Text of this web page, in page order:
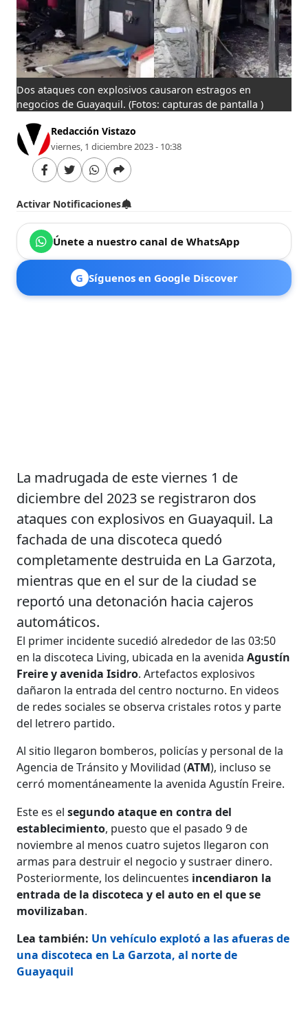
Dos ataques con explosivos causaron estragos en
negocios de Guayaquil. (Fotos: capturas de pantalla )
Redacción Vistazo
viernes, 1 diciembre 2023 - 10:38
Activar Notificaciones
Únete a nuestro canal de WhatsApp
G Síguenos en Google Discover
La madrugada de este viernes 1 de
diciembre del 2023 se registraron dos
ataques con explosivos en Guayaquil. La
fachada de una discoteca quedó
completamente destruida en La Garzota,
mientras que en el sur de la ciudad se
reportó una detonación hacia cajeros
automáticos.
El primer incidente sucedió alrededor de las 03:50
en la discoteca Living, ubicada en la avenidaAgustín
Freire y avenida Isidro. Artefactos explosivos
dañaron la entrada del centro nocturno. En videos
de redes sociales se observa cristales rotos y parte
del letrero partido.
Al sitio llegaron bomberos, policías y personal de la
Agencia de Tránsito y Movilidad (ATM), incluso se
cerró momentáneamente la avenida Agustín Freire.
Este es elsegundo ataque en contra del
establecimiento, puesto que el pasado 9 de
noviembre al menos cuatro sujetos llegaron con
armas para destruir el negocio y sustraer dinero.
Posteriormente, los delincuentes incendiaron la
entrada de la discoteca y el auto en el que se
movilizaban.
Lea también: Un vehículo explotó a las afueras de
una discoteca en La Garzota, al norte de
Guayaquil